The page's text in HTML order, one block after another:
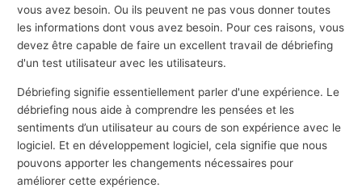
vous avez besoin. Ou ils peuvent ne pas vous donner toutes
les informations dont vous avez besoin. Pour ces raisons, vous
devez être capable de faire un excellent travail de débriefing
d'un test utilisateur avec les utilisateurs.
Débriefing signifie essentiellement parler d'une expérience. Le
débriefing nous aide à comprendre les pensées et les
sentiments d’un utilisateur au cours de son expérience avec le
logiciel. Et en développement logiciel, cela signifie que nous
pouvons apporter les changements nécessaires pour
améliorer cette expérience.